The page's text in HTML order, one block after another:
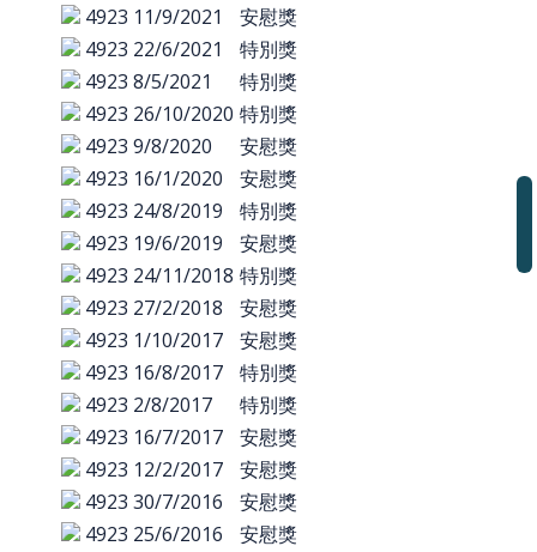
4923 11/9/2021
安慰獎
4923 22/6/2021
特別獎
4923 8/5/2021
特別獎
4923 26/10/2020 特別獎
4923 9/8/2020
安慰獎
4923 16/1/2020
安慰獎
4923 24/8/2019
特別獎
4923 19/6/2019
安慰獎
4923 24/11/2018 特別獎
4923 27/2/2018
安慰獎
4923 1/10/2017
安慰獎
4923 16/8/2017
特別獎
4923 2/8/2017
特別獎
4923 16/7/2017
安慰獎
4923 12/2/2017
安慰獎
4923 30/7/2016
安慰獎
4923 25/6/2016
安慰獎